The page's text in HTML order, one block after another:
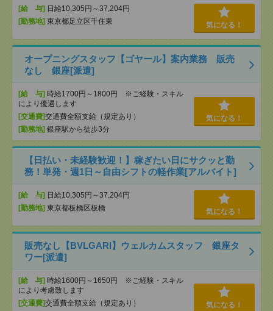
[給 与] 日給10,305円～37,204円
[勤務地] 東京都足立区千住東 気になる！
オープニングスタッフ【ゴヤール】案内業務 販売
なし 銀座[派遣]
[給 与] 時給1700円～1800円 ※ご経験・スキル
により優遇します
[交通費]交通費全額支給（規定あり）
[勤務地] 銀座駅から徒歩3分
気になる！
【日払い・未経験歓迎！】稼ぎたい日にサクッと勤
務！単発・週1日～自由シフトの軽作業[アルバイト]
[給 与] 日給10,305円～37,204円
[勤務地] 東京都板橋区板橋 気になる！
販売なし【BVLGARI】ウェルカムスタッフ 銀座タ
ワー[派遣]
[給 与] 時給1600円～1650円 ※ご経験・スキル
により考慮致します
[交通費]交通費全額支給（規定あり）
気になる！